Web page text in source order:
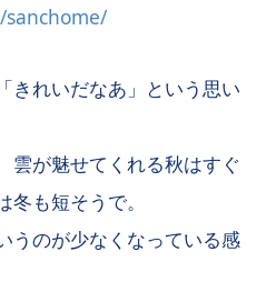
きれいだなあ」という思い
雲が魅せてくれる秋はすぐ
も短そうで。
うのが少なくなっている感